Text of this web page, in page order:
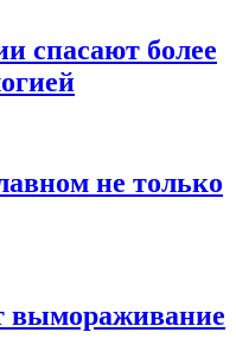
спасают более
не только
вымораживание